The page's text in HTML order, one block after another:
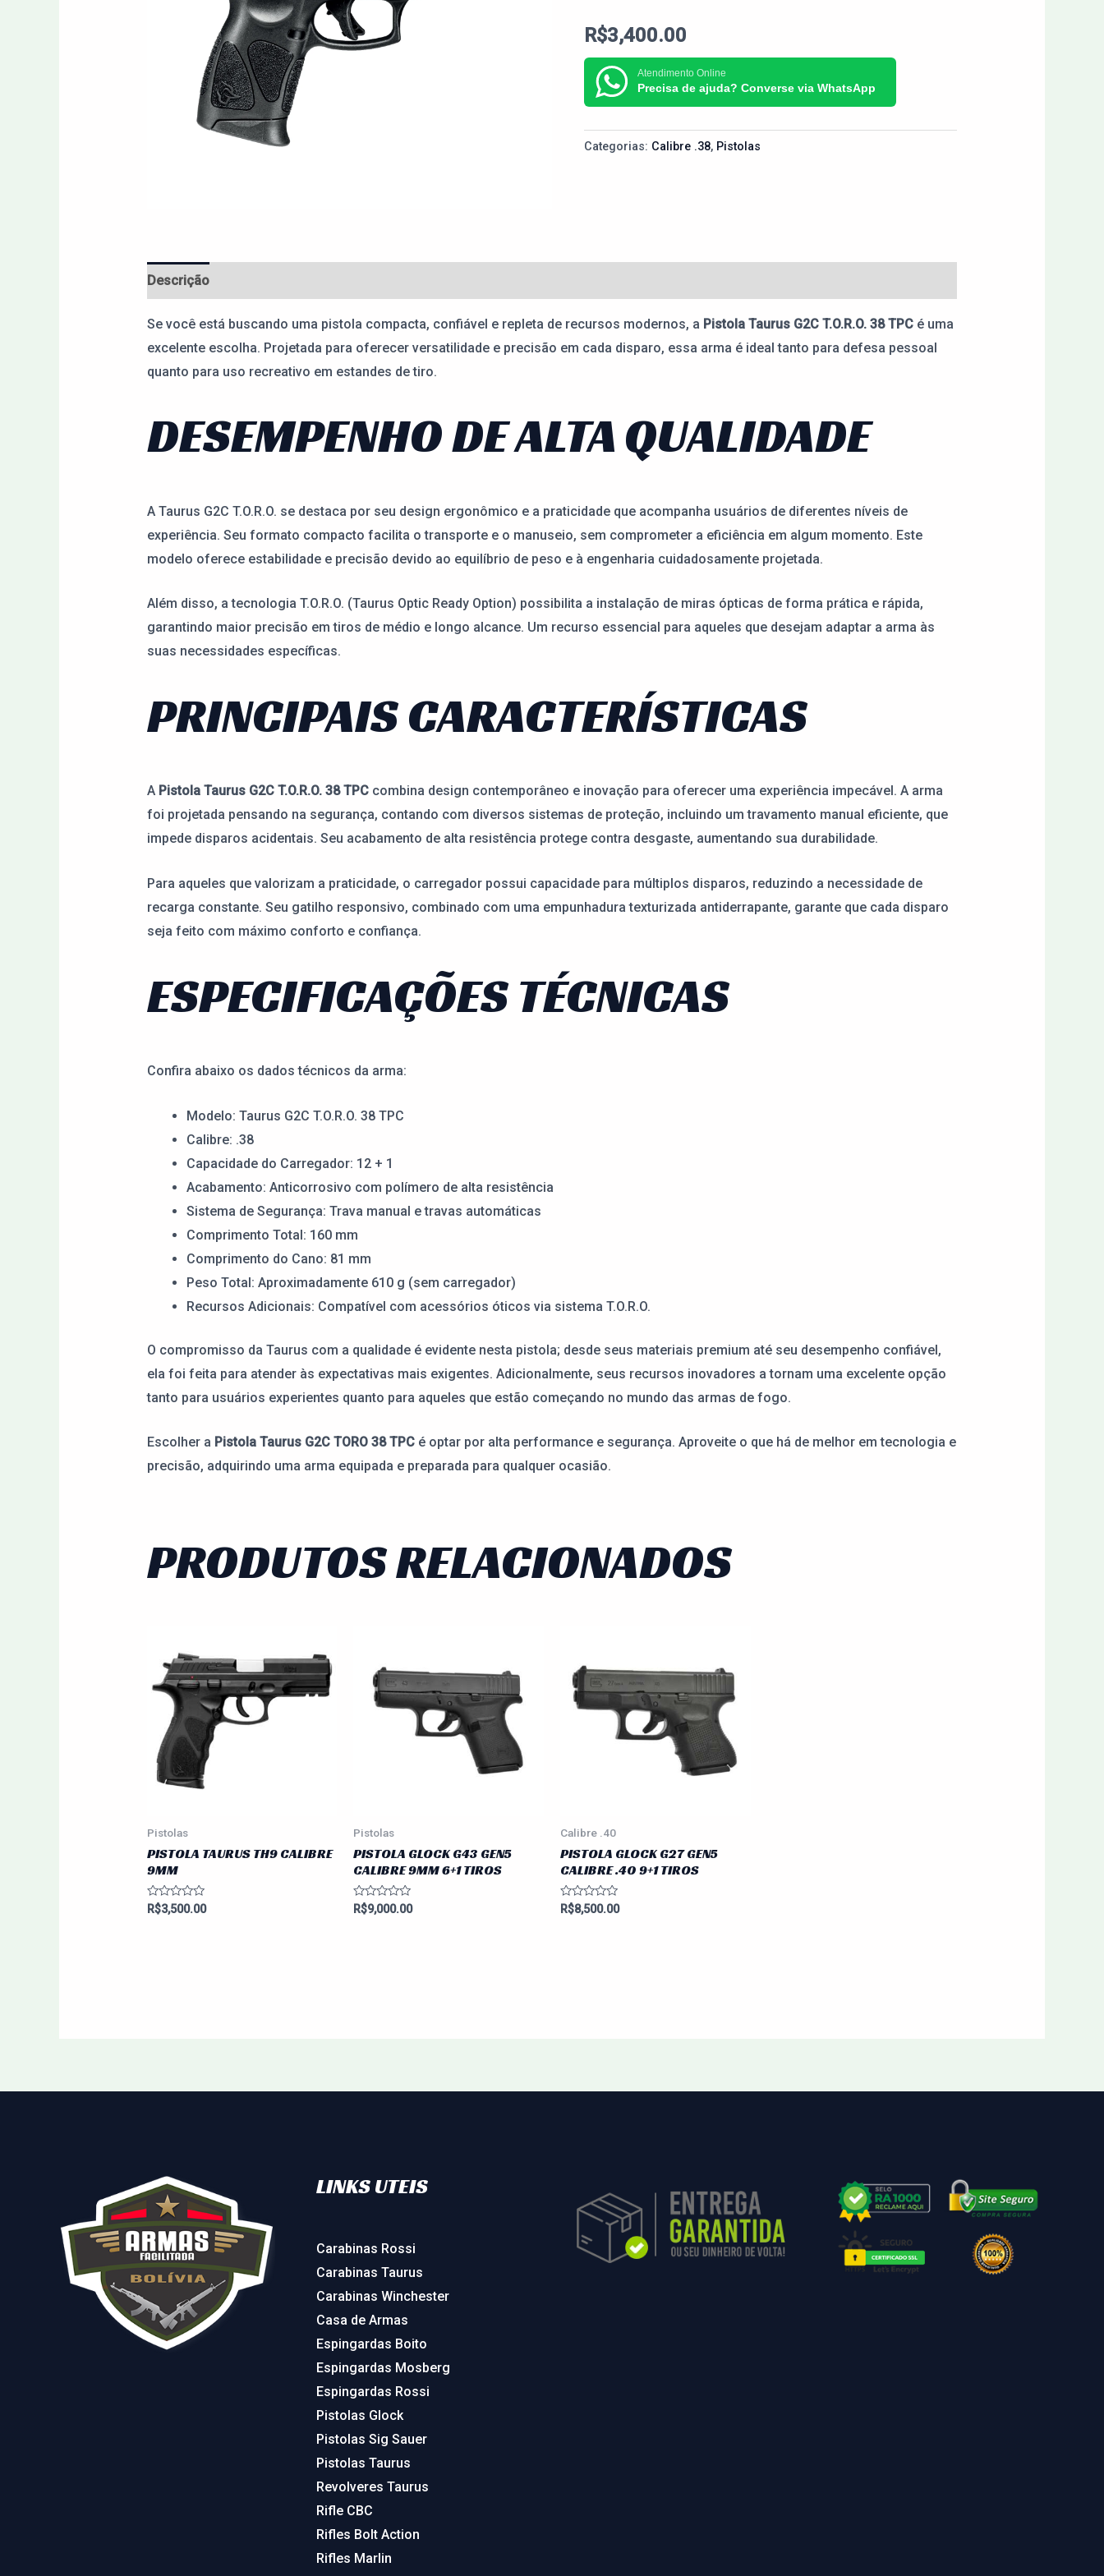
R$3,400.00
Atendimento Online
Precisa de ajuda? Converse via WhatsApp
Categorias: Calibre .38, Pistolas
Descrição
Se você está buscando uma pistola compacta, confiável e repleta de recursos modernos, a Pistola Taurus G2C T.O.R.O. 38 TPCé uma
excelente escolha. Projetada para oferecer versatilidade e precisão em cada disparo, essa arma é ideal tanto para defesa pessoal
quanto para uso recreativo em estandes de tiro.
DESEMPENHO DE ALTA QUALIDADE
A Taurus G2C T.O.R.O. se destaca por seu design ergonômico e a praticidade que acompanha usuários de diferentes níveis de
experiência. Seu formato compacto facilita o transporte e o manuseio, sem comprometer a eficiência em algum momento. Este
modelo oferece estabilidade e precisão devido ao equilíbrio de peso e à engenharia cuidadosamente projetada.
Além disso, a tecnologia T.O.R.O. (Taurus Optic Ready Option) possibilita a instalação de miras ópticas de forma prática e rápida,
garantindo maior precisão em tiros de médio e longo alcance. Um recurso essencial para aqueles que desejam adaptar a arma às
suas necessidades específicas.
PRINCIPAIS CARACTERÍSTICAS
A Pistola Taurus G2C T.O.R.O. 38 TPCcombina design contemporâneo e inovação para oferecer uma experiência impecável. A arma
foi projetada pensando na segurança, contando com diversos sistemas de proteção, incluindo um travamento manual eficiente, que
impede disparos acidentais. Seu acabamento de alta resistência protege contra desgaste, aumentando sua durabilidade.
Para aqueles que valorizam a praticidade, o carregador possui capacidade para múltiplos disparos, reduzindo a necessidade de
recarga constante. Seu gatilho responsivo, combinado com uma empunhadura texturizada antiderrapante, garante que cada disparo
seja feito com máximo conforto e confiança.
ESPECIFICAÇÕES TÉCNICAS
Confira abaixo os dados técnicos da arma:
Modelo: Taurus G2C T.O.R.O. 38 TPC
Calibre: .38
Capacidade do Carregador: 12 + 1
Acabamento: Anticorrosivo com polímero de alta resistência
Sistema de Segurança: Trava manual e travas automáticas
Comprimento Total: 160 mm
Comprimento do Cano: 81 mm
Peso Total: Aproximadamente 610 g (sem carregador)
Recursos Adicionais: Compatível com acessórios óticos via sistema T.O.R.O.
O compromisso da Taurus com a qualidade é evidente nesta pistola; desde seus materiais premium até seu desempenho confiável,
ela foi feita para atender às expectativas mais exigentes. Adicionalmente, seus recursos inovadores a tornam uma excelente opção
tanto para usuários experientes quanto para aqueles que estão começando no mundo das armas de fogo.
Escolher a Pistola Taurus G2C TORO 38 TPCé optar por alta performance e segurança. Aproveite o que há de melhor em tecnologia e
precisão, adquirindo uma arma equipada e preparada para qualquer ocasião.
PRODUTOS RELACIONADOS
Pistolas
PISTOLA TAURUS TH9 CALIBRE
9MM
Avaliação
R$3,500.00
Pistolas
PISTOLA GLOCK G43 GEN5
CALIBRE 9MM 6+1 TIROS
Avaliação
R$9,000.00
Calibre .40
PISTOLA GLOCK G27 GEN5
CALIBRE .40 9+1 TIROS
Avaliação
R$8,500.00
LINKS UTEIS
Carabinas Rossi
Carabinas Taurus
Carabinas Winchester
Casa de Armas
Espingardas Boito
Espingardas Mosberg
Espingardas Rossi
Pistolas Glock
Pistolas Sig Sauer
Pistolas Taurus
Revolveres Taurus
Rifle CBC
Rifles Bolt Action
Rifles Marlin